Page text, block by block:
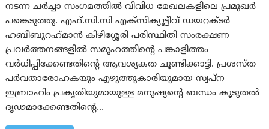
നടന്ന ചര്‍ച്ചാ സംഗമത്തില്‍ വിവിധ മേഖലകളിലെ പ്രമുഖര്‍
പങ്കെടുത്തു. എഫ്.സി.സി എക്‌സിക്യൂട്ടീവ് ഡയറക്ടര്‍
ഹബീബുറഹ്‌മാന്‍ കിഴിശ്ശേരി പരിസ്ഥിതി സംരക്ഷണ
പ്രവര്‍ത്തനങ്ങളില്‍ സമൂഹത്തിന്റെ പങ്കാളിത്തം
വര്‍ധിപ്പിക്കേണ്ടതിന്റെ ആവശ്യകത ചൂണ്ടിക്കാട്ടി. പ്രശസ്ത
പര്‍വതാരോഹകയും എഴുത്തുകാരിയുമായ സ്വപ്ന
ഇബ്രാഹിം പ്രകൃതിയുമായുള്ള മനുഷ്യന്റെ ബന്ധം കൂടുതല്‍
ദൃഢമാക്കേണ്ടതിന്റെ…